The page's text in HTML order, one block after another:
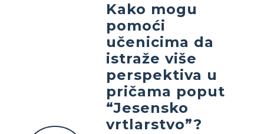
Kako mogu
pomoći
učenicima da
istraže više
perspektiva u
pričama poput
“Jesensko
vrtlarstvo”?